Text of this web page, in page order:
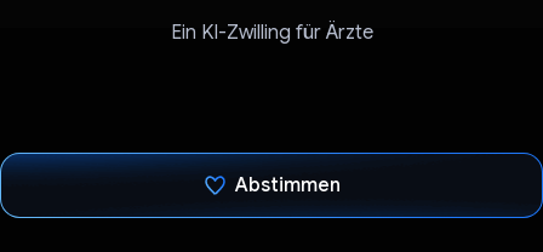
Ein KI-Zwilling für Ärzte
Abstimmen